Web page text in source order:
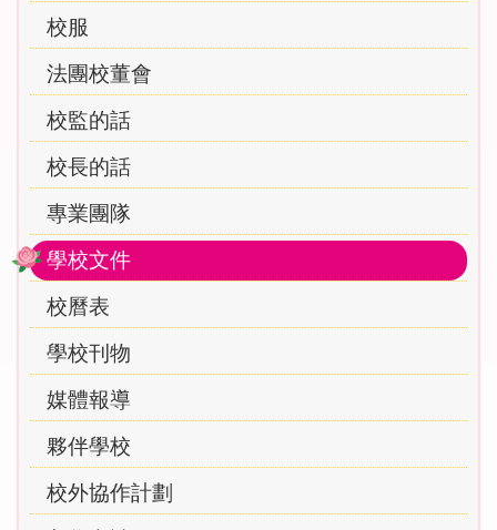
校服
法團校董會
校監的話
校長的話
專業團隊
學校文件
校曆表
學校刊物
媒體報導
夥伴學校
校外協作計劃